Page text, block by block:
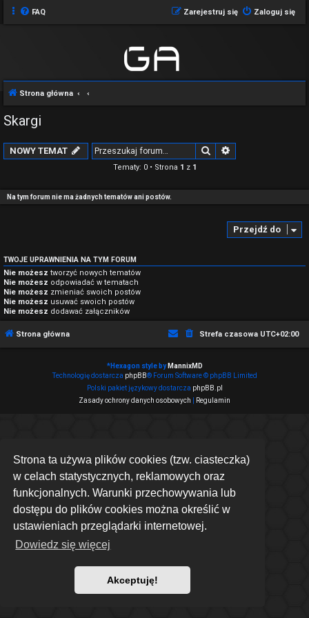
Strona ta używa plików cookies (tzw. ciasteczka)
w celach statystycznych, reklamowych oraz
funkcjonalnych. Warunki przechowywania lub
dostępu do plików cookies można określić w
ustawieniach przeglądarki internetowej.
Dowiedz się więcej
Akceptuję!
FAQ Zaloguj się
Zarejestruj się
Strona główna
Skargi
NOWY TEMAT Szukaj
Tematy: 0 • Strona 1 z 1
Na tym forum nie ma żadnych tematów ani postów.
Przejdź do
TWOJE UPRAWNIENIA NA TYM FORUM
Nie możesz tworzyć nowych tematów
Nie możesz odpowiadać w tematach
Nie możesz zmieniać swoich postów
Nie możesz usuwać swoich postów
Nie możesz dodawać załączników
Strona główna Strefa czasowa UTC+02:00
*Hexagon style by MannixMD
Technologię dostarcza phpBB® Forum Software © phpBB Limited
Polski pakiet językowy dostarcza phpBB.pl
Zasady ochrony danych osobowych
Regulamin